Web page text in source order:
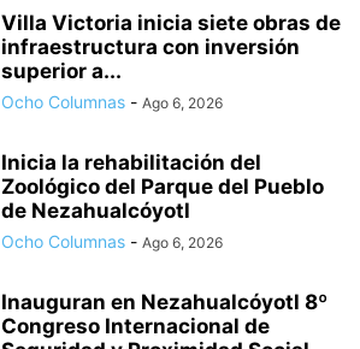
Villa Victoria inicia siete obras de
infraestructura con inversión
superior a...
Ocho Columnas - Ago 6, 2026
Inicia la rehabilitación del
Zoológico del Parque del Pueblo
de Nezahualcóyotl
Ocho Columnas - Ago 6, 2026
Inauguran en Nezahualcóyotl 8º
Congreso Internacional de